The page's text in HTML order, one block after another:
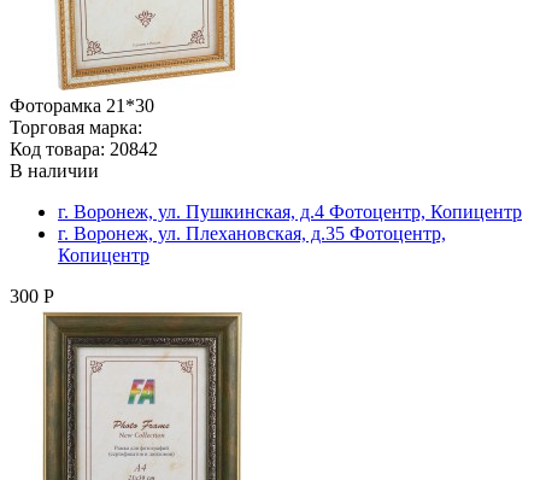
Фоторамка 21*30
Торговая марка:
Код товара: 20842
В наличии
г. Воронеж, ул. Пушкинская, д.4 Фотоцентр, Копицентр
г. Воронеж, ул. Плехановская, д.35 Фотоцентр,
Копицентр
300 Р